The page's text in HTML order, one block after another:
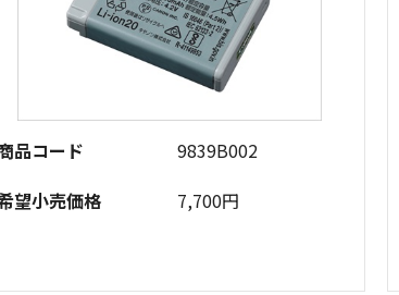
品コード
9839B002
望小売価格
7,700円